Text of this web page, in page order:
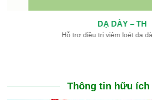
DẠ DÀY – TH
Hỗ trợ điều trị viêm loét dạ dày,
Thông tin hữu ích